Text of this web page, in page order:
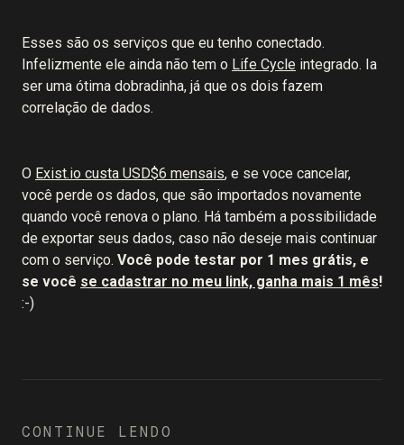
Esses são os serviços que eu tenho conectado.
Infelizmente ele ainda não tem o Life Cycle integrado. Ia
ser uma ótima dobradinha, já que os dois fazem
correlação de dados.
O Exist.io custa USD$6 mensais, e se voce cancelar,
você perde os dados, que são importados novamente
quando você renova o plano. Há também a possibilidade
de exportar seus dados, caso não deseje mais continuar
com o serviço. Você pode testar por 1 mes grátis, e
se você se cadastrar no meu link, ganha mais 1 mês!
:-)
CONTINUE LENDO